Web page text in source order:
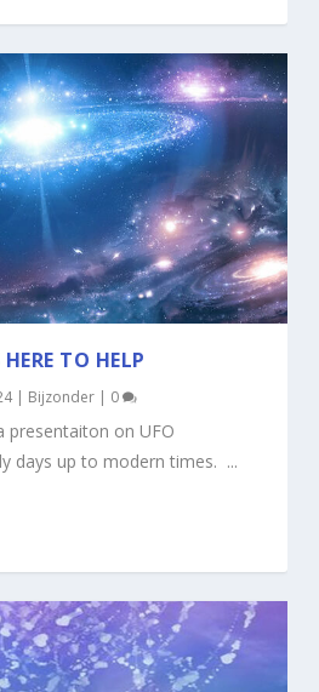
TO HELP
| Bijzonder | 0
presentaiton on UFO
days up to modern times. ...